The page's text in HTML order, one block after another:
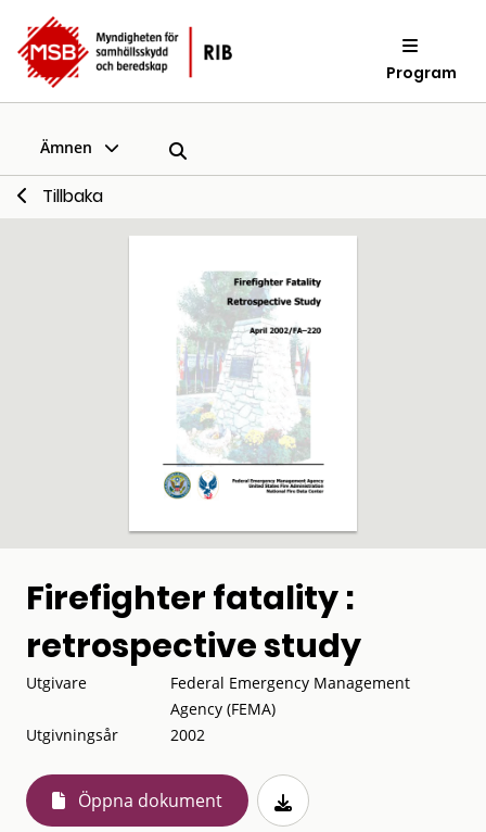
Program
Ämnen
Tillbaka
Firefighter fatality :
retrospective study
Utgivare
Federal Emergency Management
Agency (FEMA)
Utgivningsår
2002
Öppna dokument